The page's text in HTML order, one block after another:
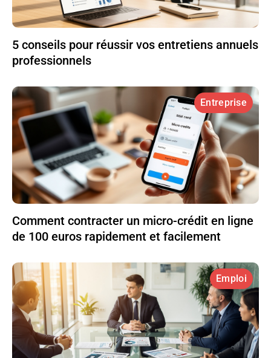
5 conseils pour réussir vos entretiens annuels
professionnels
Entreprise
Comment contracter un micro-crédit en ligne
de 100 euros rapidement et facilement
Emploi